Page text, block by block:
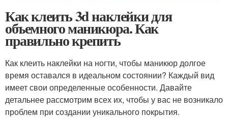
Как клеить 3d наклейки для
объемного маникюра. Как
правильно крепить
Как клеить наклейки на ногти, чтобы маникюр долгое
время оставался в идеальном состоянии? Каждый вид
имеет свои определенные особенности. Давайте
детальнее рассмотрим всех их, чтобы у вас не возникало
проблем при создании уникального покрытия.